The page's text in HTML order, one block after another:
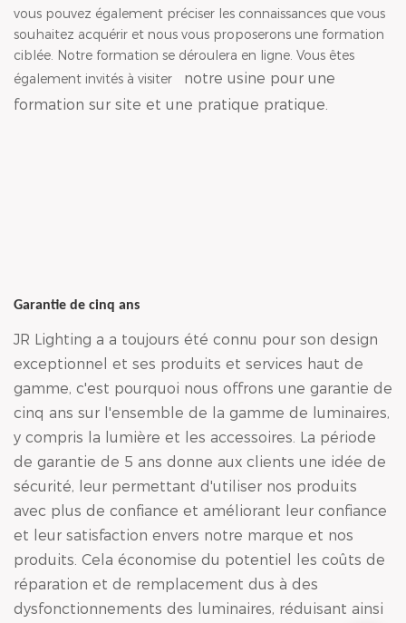
vous pouvez également préciser les connaissances que vous
souhaitez acquérir et nous vous proposerons une formation
ciblée. Notre formation se déroulera en ligne. Vous êtes
également invités à visiter
notre usine pour une
formation sur site et une pratique pratique.
Garantie de cinq ans
JR Lighting a a toujours été connu pour son design
exceptionnel et ses produits et services haut de
gamme, c'est pourquoi nous offrons une garantie de
cinq ans sur l'ensemble de la gamme de luminaires,
y compris la lumière et les accessoires. La période
de garantie de 5 ans donne aux clients une idée de
sécurité, leur permettant d'utiliser nos produits
avec plus de confiance et améliorant leur confiance
et leur satisfaction envers notre marque et nos
produits. Cela économise du potentiel les coûts de
réparation et de remplacement dus à des
dysfonctionnements des luminaires, réduisant ainsi